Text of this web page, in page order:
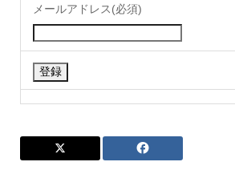
メールアドレス(必須)